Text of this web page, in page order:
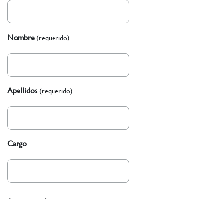
Nombre (requerido)
Apellidos (requerido)
Cargo